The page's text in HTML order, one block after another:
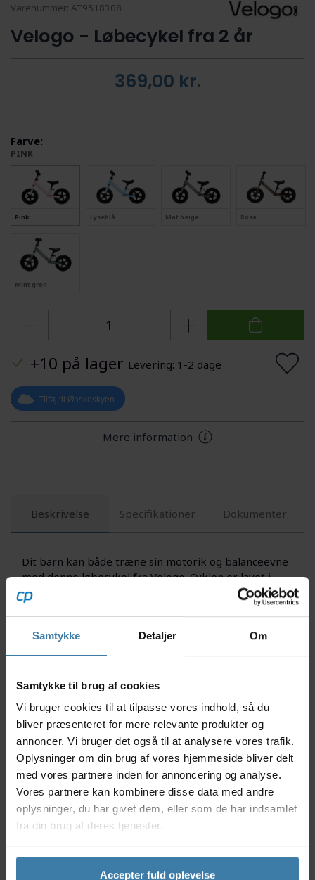
Samtykke Detaljer Om
Samtykke til brug af cookies
Vi bruger cookies til at tilpasse vores indhold, så du
bliver præsenteret for mere relevante produkter og
annoncer. Vi bruger det også til at analysere vores trafik.
Oplysninger om din brug af vores hjemmeside bliver delt
med vores partnere inden for annoncering og analyse.
Vores partnere kan kombinere disse data med andre
oplysninger, du har givet dem, eller som de har indsamlet
fra din brug af deres tjenester.
Accepter fuld oplevelse
Varenummer: AT9518308
Velogo - Løbecykel fra 2 år
369,00 kr.
Farve:
PINK
Pink Lyseblå Mat beige Rosa
Mint grøn
+10 på lager Levering: 1-2 dage
Tilføj til Ønskeskyen
Mere information
Beskrivelse Specifikationer Dokumenter
Dit barn kan både træne sin motorik og balanceevne
med denne løbecykel fra Velogo. Cyklen er lavet i
solidt stål med punkterfrie dæk i PVC-plast og har en
polstret sadel. Det brede styr forhindrer dit barn i at
samtidigt til balancen.
Denne løbecykel kan bruges af børn i alderen 1½ til 4
år. Det er muligt at justere højden på både sadlen og
styret så dit barn kan vokse med løbecyklen. Cyklen
kommer delvist samlet. Den resterende samling
ordnes nemt vha. den medfølgende samlevejledning.
Fakta
Velogo løbecykel
Fra 2 år
Styrbredde: 43 cm
Kuglelejer i hjul
Sadelhøjde: 35-43 cm